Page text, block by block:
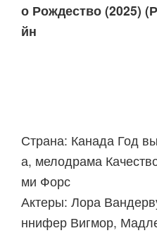
о Рождество (2025)
йн
Страна: Канада Год
а, мелодрама
ми Форс
Актеры: Лора
ннифер Вигмор,